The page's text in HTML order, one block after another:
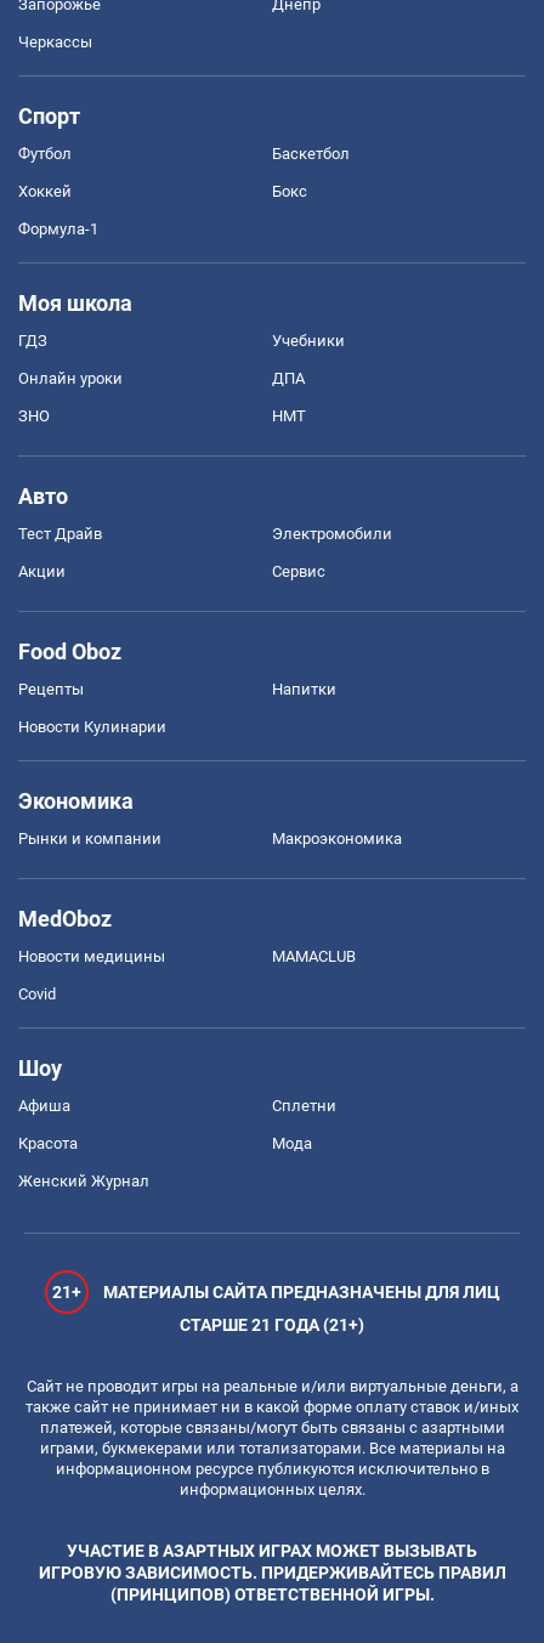
Запорожье Днепр
Черкассы
Спорт
Футбол Баскетбол
Хоккей Бокс
Формула-1
Моя школа
ГДЗ Учебники
Онлайн уроки ДПА
ЗНО НМТ
Авто
Тест Драйв Электромобили
Акции Сервис
Food Oboz
Рецепты Напитки
Новости Кулинарии
Экономика
Рынки и компании Mакроэкономика
MedOboz
Новости медицины MAMACLUB
Covid
Шоу
Афиша Сплетни
Красота Мода
Женский Журнал
21+
МАТЕРИАЛЫ САЙТА ПРЕДНАЗНАЧЕНЫ ДЛЯ ЛИЦ
СТАРШЕ 21 ГОДА (21+)
Сайт не проводит игры на реальные и/или виртуальные деньги, а
также сайт не принимает ни в какой форме оплату ставок и/иных
платежей, которые связаны/могут быть связаны с азартными
играми, букмекерами или тотализаторами. Все материалы на
информационном ресурсе публикуются исключительно в
информационных целях.
УЧАСТИЕ В АЗАРТНЫХ ИГРАХ МОЖЕТ ВЫЗЫВАТЬ
ИГРОВУЮ ЗАВИСИМОСТЬ. ПРИДЕРЖИВАЙТЕСЬ ПРАВИЛ
(ПРИНЦИПОВ) ОТВЕТСТВЕННОЙ ИГРЫ.